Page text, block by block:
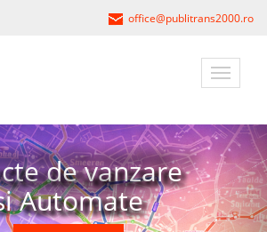
office@publitrans2000.ro
de vanzare
Automate